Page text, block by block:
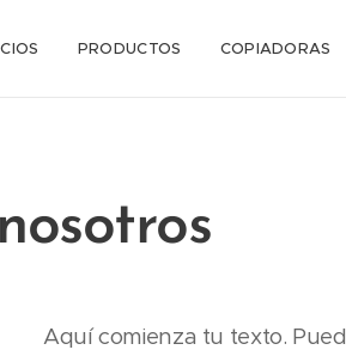
PRODUCTOS COPIADORAS
Aquí comienza tu texto.